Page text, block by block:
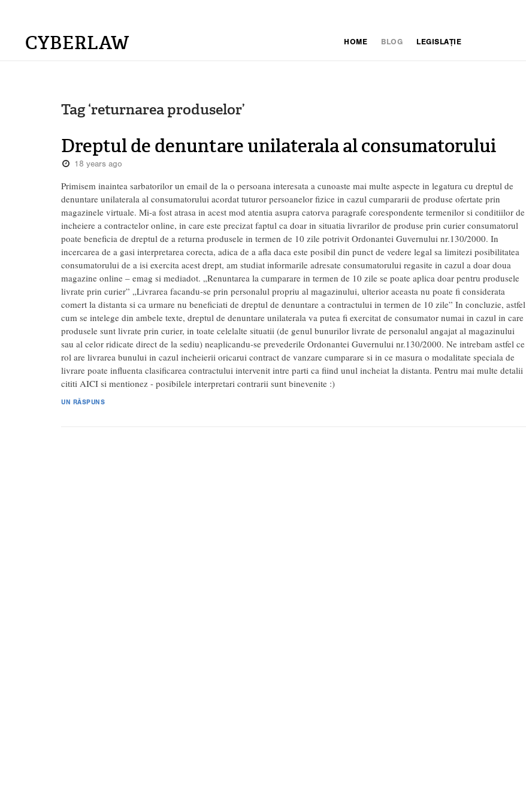
CYBERLAW HOME BLOG LEGISLAȚIE
Tag ‘returnarea produselor’
Dreptul de denuntare unilaterala al consumatorului
18 years ago
Primisem inaintea sarbatorilor un email de la o persoana interesata a cunoaste mai multe aspecte in legatura cu dreptul de
denuntare unilaterala al consumatorului acordat tuturor persoanelor fizice in cazul cumpararii de produse ofertate prin
magazinele virtuale. Mi-a fost atrasa in acest mod atentia asupra catorva paragrafe corespondente termenilor si conditiilor de
incheiere a contractelor online, in care este precizat faptul ca doar in situatia livrarilor de produse prin curier consumatorul
poate beneficia de dreptul de a returna produsele in termen de 10 zile potrivit Ordonantei Guvernului nr.130/2000. In
incercarea de a gasi interpretarea corecta, adica de a afla daca este posibil din punct de vedere legal sa limitezi posibilitatea
consumatorului de a isi exercita acest drept, am studiat informarile adresate consumatorului regasite in cazul a doar doua
magazine online – emag si mediadot. „Renuntarea la cumparare in termen de 10 zile se poate aplica doar pentru produsele
livrate prin curier” „Livrarea facandu-se prin personalul propriu al magazinului, ulterior aceasta nu poate fi considerata
comert la distanta si ca urmare nu beneficiati de dreptul de denuntare a contractului in termen de 10 zile” In concluzie, astfel
cum se intelege din ambele texte, dreptul de denuntare unilaterala va putea fi exercitat de consumator numai in cazul in care
produsele sunt livrate prin curier, in toate celelalte situatii (de genul bunurilor livrate de personalul angajat al magazinului
sau al celor ridicate direct de la sediu) neaplicandu-se prevederile Ordonantei Guvernului nr.130/2000. Ne intrebam astfel ce
rol are livrarea bunului in cazul incheierii oricarui contract de vanzare cumparare si in ce masura o modalitate speciala de
livrare poate influenta clasificarea contractului intervenit intre parti ca fiind unul incheiat la distanta. Pentru mai multe detalii
cititi AICI si mentionez - posibilele interpretari contrarii sunt binevenite :)
UN RĂSPUNS